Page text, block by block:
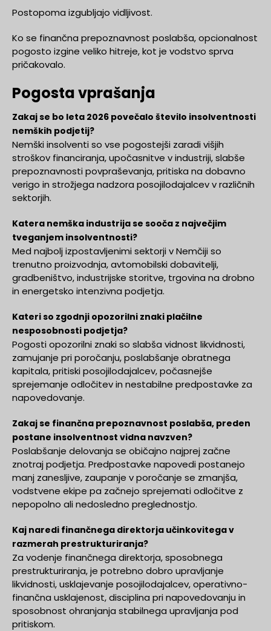
Postopoma izgubljajo vidljivost.
Ko se finančna prepoznavnost poslabša, opcionalnost
pogosto izgine veliko hitreje, kot je vodstvo sprva
pričakovalo.
Pogosta vprašanja
Zakaj se bo leta 2026 povečalo število insolventnosti
nemških podjetij?
Nemški insolventi so vse pogostejši zaradi višjih
stroškov financiranja, upočasnitve v industriji, slabše
prepoznavnosti povpraševanja, pritiska na dobavno
verigo in strožjega nadzora posojilodajalcev v različnih
sektorjih.
Katera nemška industrija se sooča z največjim
tveganjem insolventnosti?
Med najbolj izpostavljenimi sektorji v Nemčiji so
trenutno proizvodnja, avtomobilski dobavitelji,
gradbeništvo, industrijske storitve, trgovina na drobno
in energetsko intenzivna podjetja.
Kateri so zgodnji opozorilni znaki plačilne
nesposobnosti podjetja?
Pogosti opozorilni znaki so slabša vidnost likvidnosti,
zamujanje pri poročanju, poslabšanje obratnega
kapitala, pritiski posojilodajalcev, počasnejše
sprejemanje odločitev in nestabilne predpostavke za
napovedovanje.
Zakaj se finančna prepoznavnost poslabša, preden
postane insolventnost vidna navzven?
Poslabšanje delovanja se običajno najprej začne
znotraj podjetja. Predpostavke napovedi postanejo
manj zanesljive, zaupanje v poročanje se zmanjša,
vodstvene ekipe pa začnejo sprejemati odločitve z
nepopolno ali nedosledno preglednostjo.
Kaj naredi finančnega direktorja učinkovitega v
razmerah prestrukturiranja?
Za vodenje finančnega direktorja, sposobnega
prestrukturiranja, je potrebno dobro upravljanje
likvidnosti, usklajevanje posojilodajalcev, operativno-
finančna usklajenost, disciplina pri napovedovanju in
sposobnost ohranjanja stabilnega upravljanja pod
pritiskom.